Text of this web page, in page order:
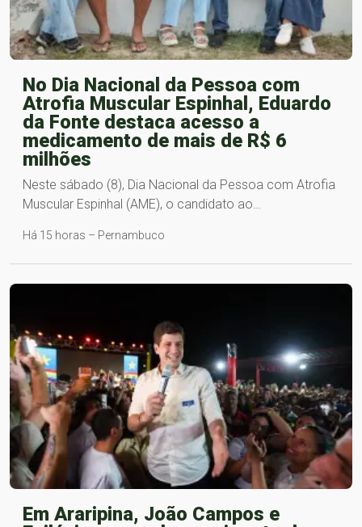
No Dia Nacional da Pessoa com
Atrofia Muscular Espinhal, Eduardo
da Fonte destaca acesso a
medicamento de mais de R$ 6
milhões
Neste sábado (8), Dia Nacional da Pessoa com Atrofia
Muscular Espinhal (AME), o candidato ao…
Há 15 horas – Pernambuco
Em Araripina, João Campos e